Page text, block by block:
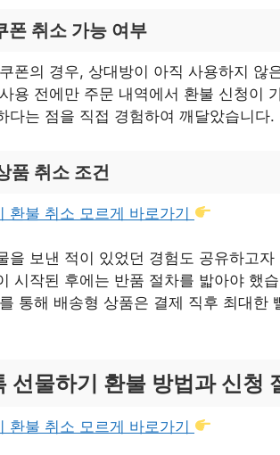
폰 취소 가능 여부
폰의 경우, 상대방이 아직 사용하지 않
용 전에만 주문 내역에서 환불 신청이
다는 점을 직접 경험하여 깨달았습니다.
품 취소 조건
환불 취소 모르게 바로가기
을 보낸 적이 있었던 경험도 공유하고
시작된 후에는 반품 절차를 밟아야 했
통해 배송형 상품은 결제 직후 최대한
선물하기 환불 방법과 신청
환불 취소 모르게 바로가기